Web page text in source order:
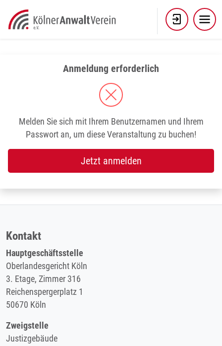
content
Anmeldung erforderlich
Melden Sie sich mit Ihrem Benutzernamen und Ihrem
Passwort an, um diese Veranstaltung zu buchen!
Jetzt anmelden
Kontakt
Hauptgeschäftsstelle
Oberlandesgericht Köln
3. Etage, Zimmer 316
Reichenspergerplatz 1
50670 Köln
Zweigstelle
Justizgebäude